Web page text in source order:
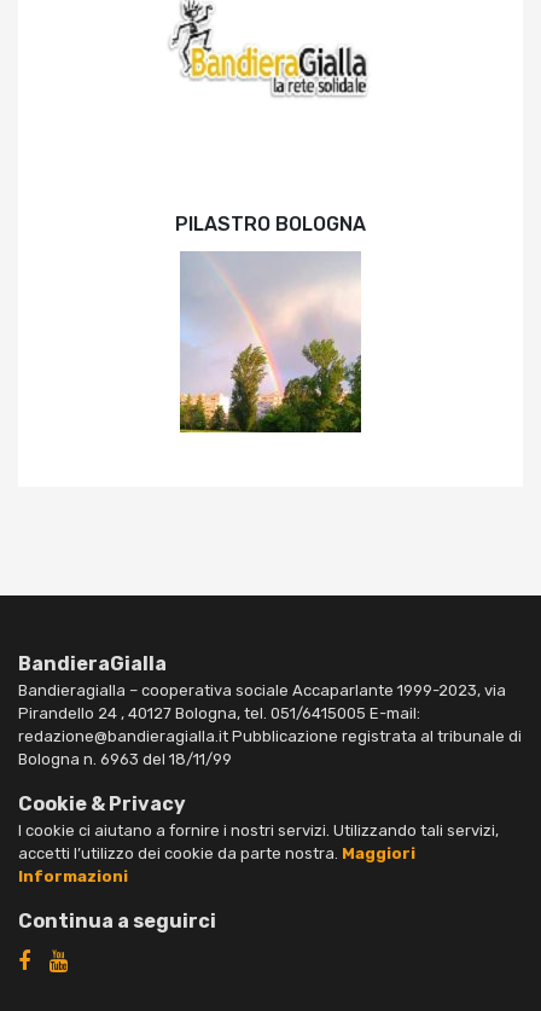
PILASTRO BOLOGNA
BandieraGialla
Bandieragialla – cooperativa sociale Accaparlante 1999-2023, via
Pirandello 24 , 40127 Bologna, tel. 051/6415005 E-mail:
redazione@bandieragialla.it Pubblicazione registrata al tribunale di
Bologna n. 6963 del 18/11/99
Cookie & Privacy
I cookie ci aiutano a fornire i nostri servizi. Utilizzando tali servizi,
accetti l’utilizzo dei cookie da parte nostra. Maggiori
Informazioni
Continua a seguirci